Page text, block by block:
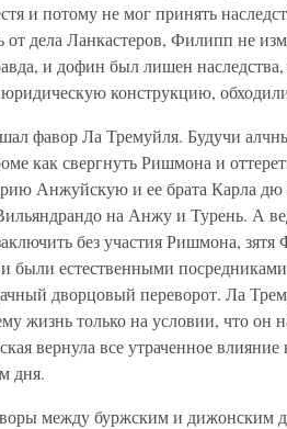
и потому не мог принять
дела Ланкастеров, Филипп не
и дофин был лишен наследства,
конструкцию,
фавор Ла Тремуйля. Будучи
как свергнуть Ришмона и
Анжуйскую и ее брата Карла
на Анжу и Турень. А
без участия Ришмона, зятя
были естественными
дворцовый переворот. Ла
жизнь только на условии, что он
вернула все утраченное влияние
дня.
между буржским и дижонским